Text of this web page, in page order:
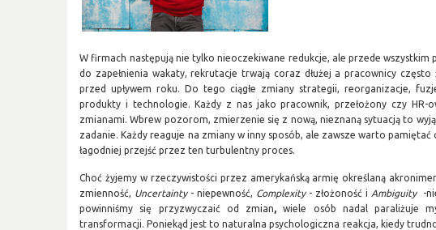
W firmach następują nie tylko nieoczekiwane redukcje, ale przede wszystkim
do zapełnienia wakaty, rekrutacje trwają coraz dłużej a pracownicy często
przed upływem roku. Do tego ciągłe zmiany strategii, reorganizacje,
produkty i technologie. Każdy z nas jako pracownik, przełożony czy HR-
zmianami. Wbrew pozorom, zmierzenie się z nową, nieznaną sytuacją to
zadanie. Każdy reaguje na zmiany w inny sposób, ale zawsze warto pamiętać
łagodniej przejść przez ten turbulentny proces.
Choć żyjemy w rzeczywistości przez amerykańską armię określaną
zmienność, Uncertainty- niepewność, Complexity- złożoność i Ambiguity-
powinniśmy się przyzwyczaić od zmian
wiele osób nadal paraliżuje
transformacji. Poniekąd jest to naturalna psychologiczna reakcja, kiedy